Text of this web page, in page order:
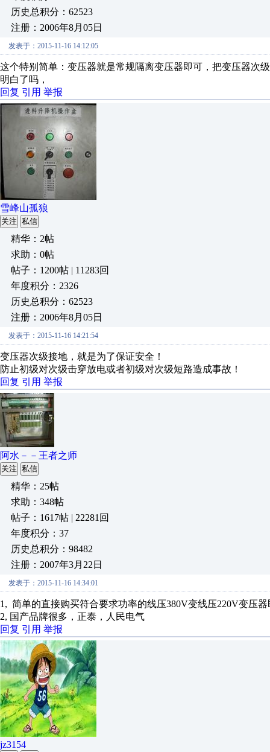
历史总积分：62523
注册：2006年8月05日
发表于：2015-11-16 14:12:05
这个特别简单：变压器就是常规隔离变压器即可，把变压器次
明白了吗，
回复 引用 举报
雪峰山孤狼
关注 私信
精华：2帖
求助：0帖
帖子：1200帖 | 11283回
年度积分：2326
历史总积分：62523
注册：2006年8月05日
发表于：2015-11-16 14:21:54
变压器次级接地，就是为了保证安全！
防止初级对次级击穿放电或者初级对次级短路造成事故！
回复 引用 举报
阿水－－王者之师
关注 私信
精华：25帖
求助：348帖
帖子：1617帖 | 22281回
年度积分：37
历史总积分：98482
注册：2007年3月22日
发表于：2015-11-16 14:34:01
1, 简单的直接购买符合要求功率的线压380V变线压220V变压器
2, 国产品牌很多，正泰，人民电气
回复 引用 举报
jz3154